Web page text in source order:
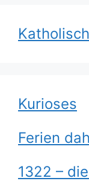
Kurioses
Ferien
1322 –